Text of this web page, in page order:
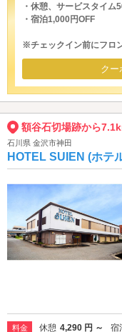
・休憩、サービスタイム
・宿泊1,000円OFF
※チェックイン前にフロ
クー
額谷石切場跡から
石川県 金沢市神田
HOTEL SUIEN (ホテ
料金 休憩 4,290 円 ～ 宿